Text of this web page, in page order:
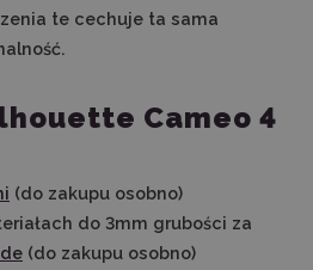
te cechuje ta sama
Cameo 4
(do zakupu osobno)
do 3mm grubości za
(do zakupu osobno)